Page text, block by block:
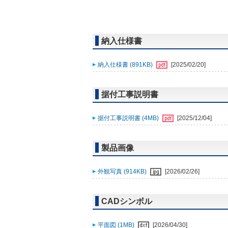
納入仕様書
納入仕様書 (891KB) [2025/02/20]
据付工事説明書
据付工事説明書 (4MB) [2025/12/04]
製品画像
外観写真 (914KB) [2026/02/26]
CADシンボル
平面図 (1MB)
[2026/04/30]